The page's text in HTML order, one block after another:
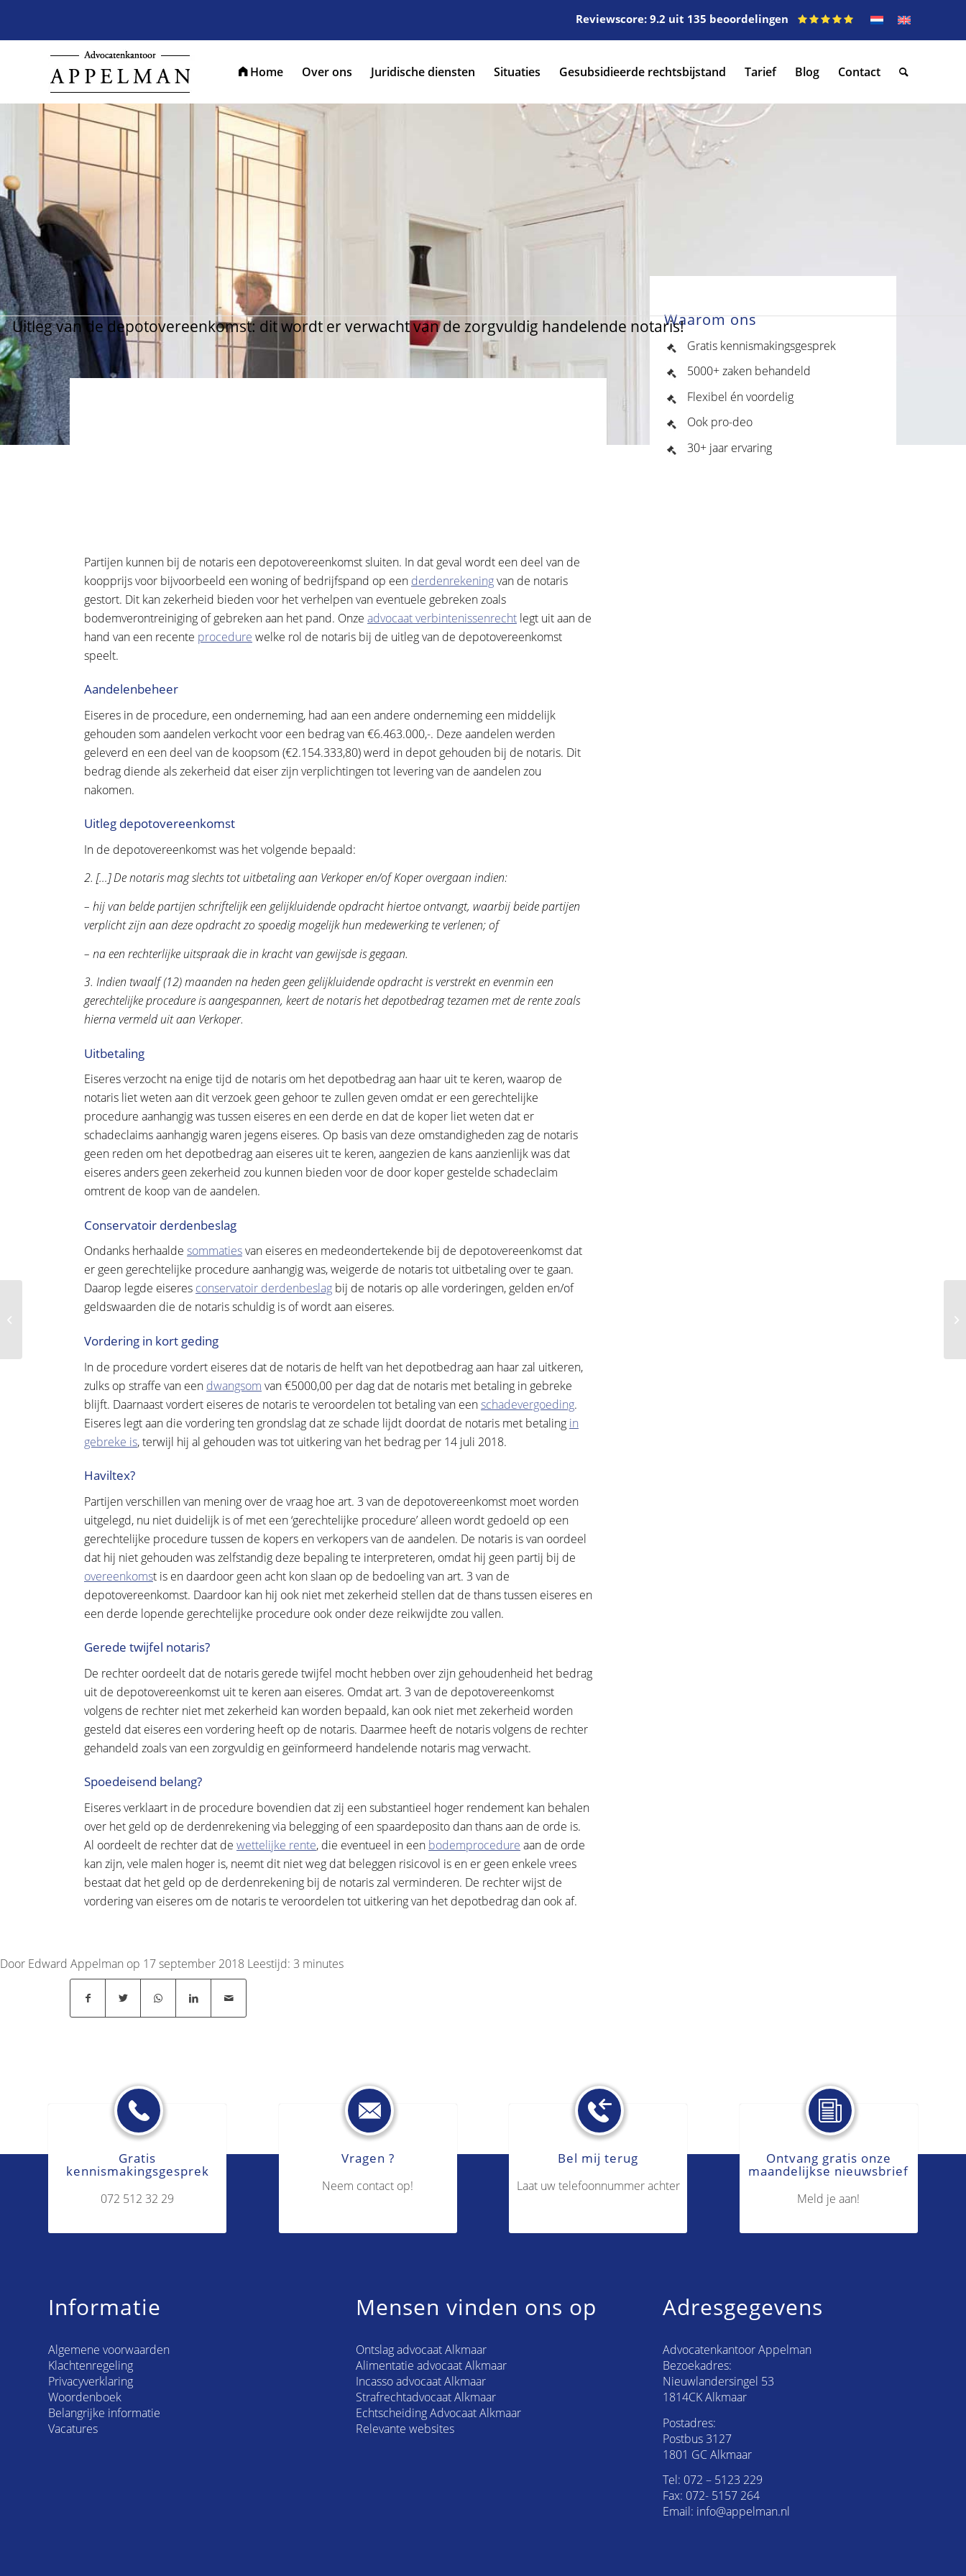
Reviewscore: 9.2 uit 135 beoordelingen
Home Over ons Juridische diensten Situaties Gesubsidieerde rechtsbijstand Tarief Blog Contact
Uitleg van de depotovereenkomst: dit wordt er verwacht van de zorgvuldig handelende notaris!
Partijen kunnen bij de notaris een depotovereenkomst sluiten. In dat geval wordt een deel van de
koopprijs voor bijvoorbeeld een woning of bedrijfspand op een derdenrekeningvan de notaris
gestort. Dit kan zekerheid bieden voor het verhelpen van eventuele gebreken zoals
bodemverontreiniging of gebreken aan het pand. Onze advocaat verbintenissenrecht legt uit aan de
hand van een recente procedure welke rol de notaris bij de uitleg van de depotovereenkomst
speelt.
Aandelenbeheer
Eiseres in de procedure, een onderneming, had aan een andere onderneming een middelijk
gehouden som aandelen verkocht voor een bedrag van €6.463.000,-. Deze aandelen werden
geleverd en een deel van de koopsom (€2.154.333,80) werd in depot gehouden bij de notaris. Dit
bedrag diende als zekerheid dat eiser zijn verplichtingen tot levering van de aandelen zou
nakomen.
Uitleg depotovereenkomst
In de depotovereenkomst was het volgende bepaald:
2. […] De notaris mag slechts tot uitbetaling aan Verkoper en/of Koper overgaan indien:
– hij van belde partijen schriftelijk een gelijkluidende opdracht hiertoe ontvangt, waarbij beide partijen
verplicht zijn aan deze opdracht zo spoedig mogelijk hun medewerking te verlenen; of
– na een rechterlijke uitspraak die in kracht van gewijsde is gegaan.
3. Indien twaalf (12) maanden na heden geen gelijkluidende opdracht is verstrekt en evenmin een
gerechtelijke procedure is aangespannen, keert de notaris het depotbedrag tezamen met de rente zoals
hierna vermeld uit aan Verkoper.
Uitbetaling
Eiseres verzocht na enige tijd de notaris om het depotbedrag aan haar uit te keren, waarop de
notaris liet weten aan dit verzoek geen gehoor te zullen geven omdat er een gerechtelijke
procedure aanhangig was tussen eiseres en een derde en dat de koper liet weten dat er
schadeclaims aanhangig waren jegens eiseres. Op basis van deze omstandigheden zag de notaris
geen reden om het depotbedrag aan eiseres uit te keren, aangezien de kans aanzienlijk was dat
eiseres anders geen zekerheid zou kunnen bieden voor de door koper gestelde schadeclaim
omtrent de koop van de aandelen.
Conservatoir derdenbeslag
Ondanks herhaalde sommatiesvan eiseres en medeondertekende bij de depotovereenkomst dat
er geen gerechtelijke procedure aanhangig was, weigerde de notaris tot uitbetaling over te gaan.
Daarop legde eiseres conservatoir derdenbeslag bij de notaris op alle vorderingen, gelden en/of
geldswaarden die de notaris schuldig is of wordt aan eiseres.
Vordering in kort geding
In de procedure vordert eiseres dat de notaris de helft van het depotbedrag aan haar zal uitkeren,
zulks op straffe van een dwangsom van €5000,00 per dag dat de notaris met betaling in gebreke
blijft. Daarnaast vordert eiseres de notaris te veroordelen tot betaling van eenschadevergoeding.
Eiseres legt aan die vordering ten grondslag dat ze schade lijdt doordat de notaris met betaling in
gebreke is, terwijl hij al gehouden was tot uitkering van het bedrag per 14 juli 2018.
Haviltex?
Partijen verschillen van mening over de vraag hoe art. 3 van de depotovereenkomst moet worden
uitgelegd, nu niet duidelijk is of met een ‘gerechtelijke procedure’ alleen wordt gedoeld op een
gerechtelijke procedure tussen de kopers en verkopers van de aandelen. De notaris is van oordeel
dat hij niet gehouden was zelfstandig deze bepaling te interpreteren, omdat hij geen partij bij de
overeenkomst is en daardoor geen acht kon slaan op de bedoeling van art. 3 van de
depotovereenkomst. Daardoor kan hij ook niet met zekerheid stellen dat de thans tussen eiseres en
een derde lopende gerechtelijke procedure ook onder deze reikwijdte zou vallen.
Gerede twijfel notaris?
De rechter oordeelt dat de notaris gerede twijfel mocht hebben over zijn gehoudenheid het bedrag
uit de depotovereenkomst uit te keren aan eiseres. Omdat art. 3 van de depotovereenkomst
volgens de rechter niet met zekerheid kan worden bepaald, kan ook niet met zekerheid worden
gesteld dat eiseres een vordering heeft op de notaris. Daarmee heeft de notaris volgens de rechter
gehandeld zoals van een zorgvuldig en geïnformeerd handelende notaris mag verwacht.
Spoedeisend belang?
Eiseres verklaart in de procedure bovendien dat zij een substantieel hoger rendement kan behalen
over het geld op de derdenrekening via belegging of een spaardeposito dan thans aan de orde is.
Al oordeelt de rechter dat de wettelijke rente, die eventueel in een bodemprocedure aan de orde
kan zijn, vele malen hoger is, neemt dit niet weg dat beleggen risicovol is en er geen enkele vrees
bestaat dat het geld op de derdenrekening bij de notaris zal verminderen. De rechter wijst de
vordering van eiseres om de notaris te veroordelen tot uitkering van het depotbedrag dan ook af.
Waarom ons
Gratis kennismakingsgesprek
5000+ zaken behandeld
Flexibel én voordelig
Ook pro-deo
30+ jaar ervaring
Door Edward Appelman op 17 september 2018 Leestijd: 3 minutes
Gratis
kennismakingsgesprek
072 512 32 29
Vragen ?
Neem contact op!
Bel mij terug
Laat uw telefoonnummer achter
Ontvang gratis onze
maandelijkse nieuwsbrief
Meld je aan!
Informatie
Algemene voorwaarden
Klachtenregeling
Privacyverklaring
Woordenboek
Belangrijke informatie
Vacatures
Mensen vinden ons op
Ontslag advocaat Alkmaar
Alimentatie advocaat Alkmaar
Incasso advocaat Alkmaar
Strafrechtadvocaat Alkmaar
Echtscheiding Advocaat Alkmaar
Relevante websites
Adresgegevens
Advocatenkantoor Appelman
Bezoekadres:
Nieuwlandersingel 53
1814CK Alkmaar
Postadres:
Postbus 3127
1801 GC Alkmaar
Tel: 072 – 5123 229
Fax: 072- 5157 264
Email: info@appelman.nl
Procedure intrekken: